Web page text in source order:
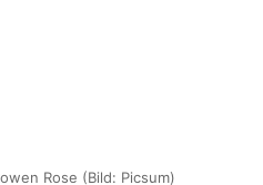
Rose (Bild: Picsum)